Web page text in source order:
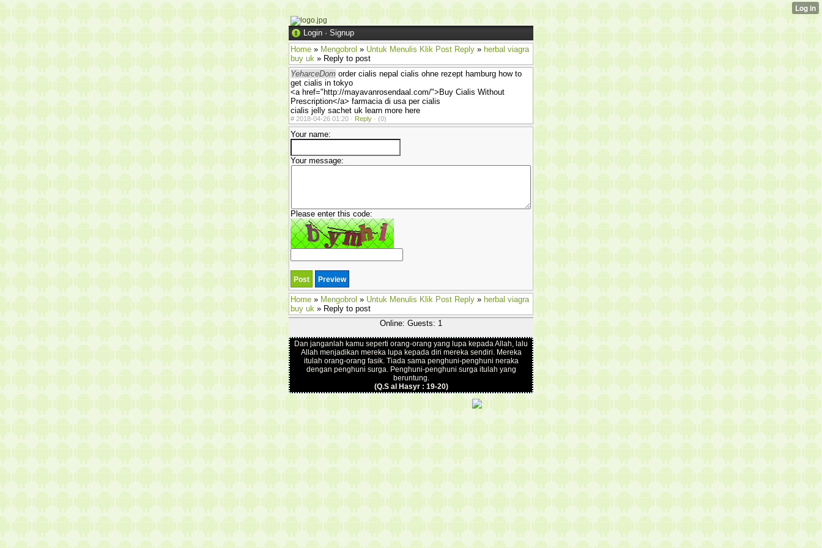
Login · Signup
Home » Mengobrol » Untuk Menulis Klik Post Reply » herbal viagra
buy uk » Reply to post
YeharceDom order cialis nepal cialis ohne rezept hamburg how to
get cialis in tokyo
<a href="http://mayavanrosendaal.com/">Buy Cialis Without
Prescription</a> farmacia di usa per cialis
cialis jelly sachet uk learn more here
# 2018-04-26 01:20 · Reply · (0)
Your name:
Your message:
Please enter this code:
Home » Mengobrol » Untuk Menulis Klik Post Reply » herbal viagra
buy uk » Reply to post
Online: Guests: 1
Dan janganlah kamu seperti orang-orang yang lupa kepada Allah, lalu
Allah menjadikan mereka lupa kepada diri mereka sendiri. Mereka
itulah orang-orang fasik. Tiada sama penghuni-penghuni neraka
dengan penghuni surga. Penghuni-penghuni surga itulah yang
beruntung.
(Q.S al Hasyr : 19-20)